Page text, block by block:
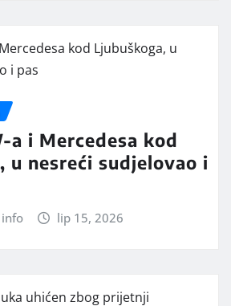
a i Mercedesa kod
u nesreći sudjelovao i
lip 15, 2026